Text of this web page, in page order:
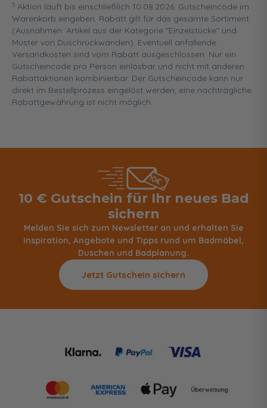
5 Aktion läuft bis einschließlich 10.08.2026. Gutscheincode im
Warenkorb eingeben. Rabatt gilt für das gesamte Sortiment
(Ausnahmen: Artikel aus der Kategorie "Einzelstücke" und
Muster von Duschrückwänden). Eventuell anfallende
Versandkosten sind vom Rabatt ausgeschlossen. Nur ein
Gutscheincode pro Person einlösbar und nicht mit anderen
Rabattaktionen kombinierbar. Der Gutscheincode kann nur
direkt im Bestellprozess eingelöst werden, eine nachträgliche
Rabattgewährung ist nicht möglich.
10 € Gutschein für Ihr neues Bad
sichern
Melden Sie sich zum Newsletter an und erhalten Sie
Inspiration, Angebote und Tipps rund um Badmöbel,
Duschen und Badplanung.
Jetzt Gutschein sichern